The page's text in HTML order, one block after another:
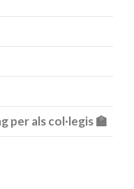
per als col·legis 🏫